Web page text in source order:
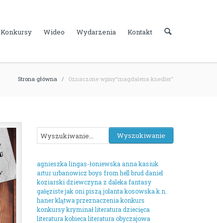
Konkursy Wideo Wydarzenia Kontakt
Strona główna / Oznaczone wpisy"magdalena knedler"
agnieszka lingas-łoniewska anna kasiuk
artur urbanowicz boys from hell brud daniel
koziarski dziewczyna z daleka fantasy
gałęzistejak oni piszą jolanta kosowska k.n.
hanerklątwa przeznaczenia konkurs
konkursykryminałliteratura dziecięca
literatura kobieca literatura obyczajowa